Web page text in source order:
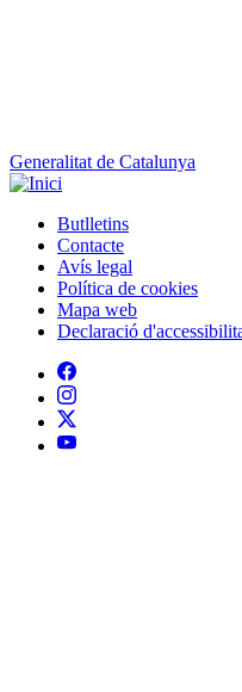
Avís legal
Política de cookies
Mapa web
Declaració d'accessibilitat